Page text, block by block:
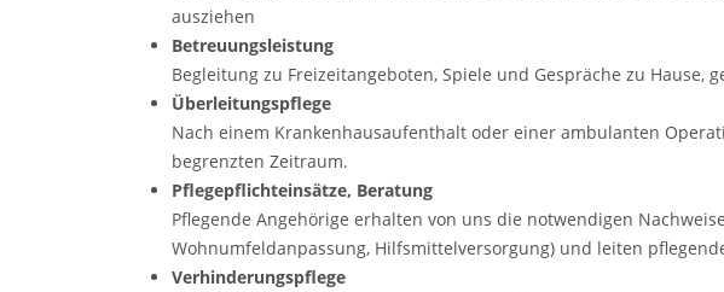
ausziehen
Betreuungsleistung
Begleitung zu Freizeitangeboten, Spiele und Gespräche zu Hause,
Überleitungspflege
Nach einem Krankenhausaufenthalt oder einer ambulanten
begrenzten Zeitraum.
Pflegepflichteinsätze, Beratung
Pflegende Angehörige erhalten von uns die notwendigen
Wohnumfeldanpassung, Hilfsmittelversorgung) und leiten
Verhinderungspflege